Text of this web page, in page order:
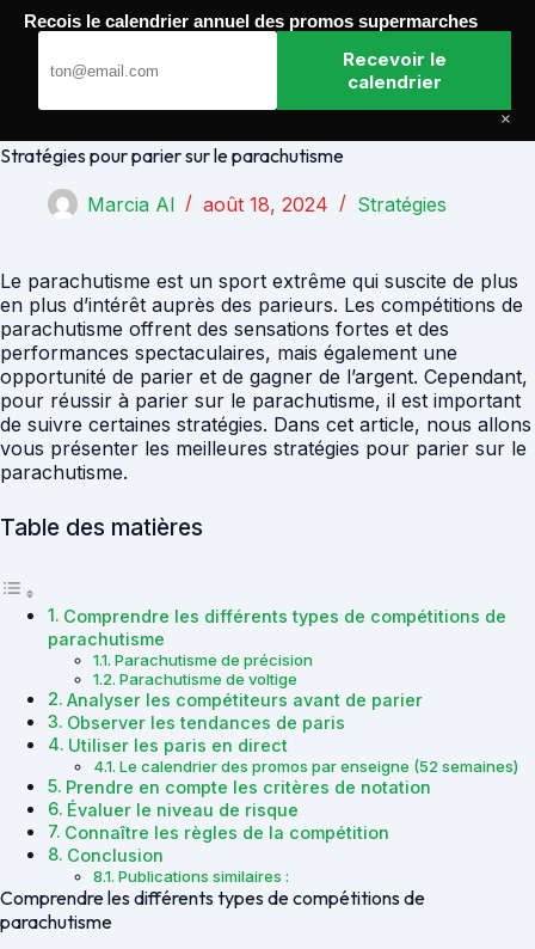
Passer
Stratégies pour parier sur le parachutisme
Marcia Al août 18, 2024 Stratégies
Le parachutisme est un sport extrême qui suscite de plus
en plus d’intérêt auprès des parieurs. Les compétitions de
parachutisme offrent des sensations fortes et des
performances spectaculaires, mais également une
opportunité de parier et de gagner de l’argent. Cependant,
pour réussir à parier sur le parachutisme, il est important
de suivre certaines stratégies. Dans cet article, nous allons
vous présenter les meilleures stratégies pour parier sur le
parachutisme.
Table des matières
Comprendre les différents types de compétitions de
parachutisme
Parachutisme de précision
Parachutisme de voltige
Analyser les compétiteurs avant de parier
Observer les tendances de paris
Utiliser les paris en direct
Le calendrier des promos par enseigne (52 semaines)
Prendre en compte les critères de notation
Évaluer le niveau de risque
Connaître les règles de la compétition
Conclusion
Publications similaires :
Comprendre les différents types de compétitions de
parachutisme
Recois le calendrier annuel des promos supermarches
Recevoir le
calendrier
×